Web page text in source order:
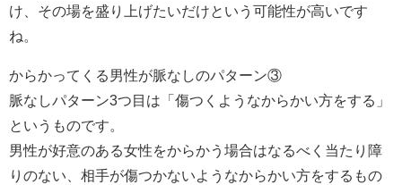
け、その場を盛り上げたいだけという可能性が高いです
ね。
からかってくる男性が脈なしのパターン③
脈なしパターン3つ目は「傷つくようなからかい方をする」
というものです。
男性が好意のある女性をからかう場合はなるべく当たり障
りのない、相手が傷つかないようなからかい方をするもの